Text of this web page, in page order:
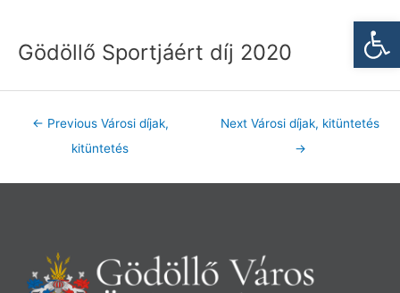
Gödöllő Sportjáért díj 2020
← Previous Városi díjak,
kitüntetés
Next Városi díjak, kitüntetés
→